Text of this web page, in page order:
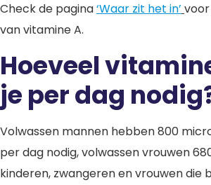
Check de pagina‘Waar zit het in’
van vitamine A.
Hoeveel
je per dag
Volwassen mannen hebben 800
per dag nodig, volwassen vrouwen
kinderen, zwangeren en vrouwen die